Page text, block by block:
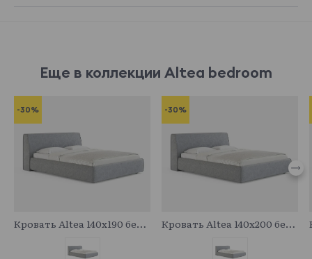
Еще в коллекции Altea bedroom
-30%
Кровать Altea 140x190 без основания и подъемного механизма
-30%
Кровать Altea 140x200 без основания и подъемного механизма